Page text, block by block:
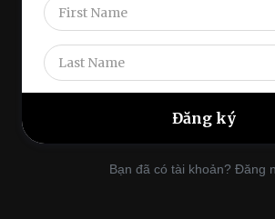
Bạn đã có tài khoản? Đăng